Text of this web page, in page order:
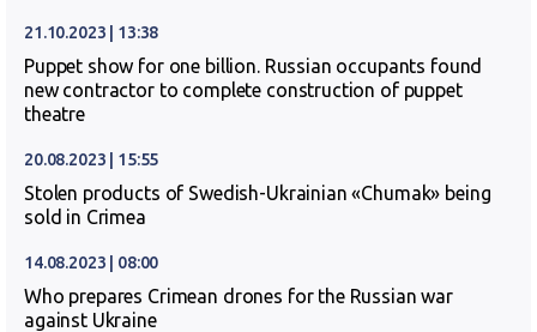
21.10.2023 | 13:38
Puppet show for one billion. Russian occupants found
new contractor to complete construction of puppet
theatre
20.08.2023 | 15:55
Stolen products of Swedish-Ukrainian «Chumak» being
sold in Crimea
14.08.2023 | 08:00
Who prepares Crimean drones for the Russian war
against Ukraine